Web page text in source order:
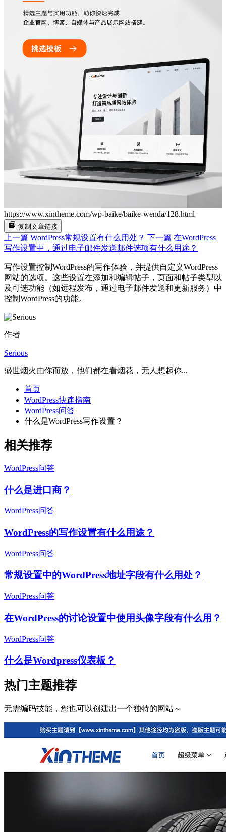
https://www.xintheme.com/wp-baike/baike-wenda/128.html
复制文章链接
上一篇 WordPress常规设置有什么用处？ 下一篇 在WordPress
写作设置中，通过电子邮件发送邮件选项有什么用途？
写作设置控制WordPress的写作体验，并提供自定义WordPress
网站的选项。这些设置在添加和编辑帖子，页面和帖子类型以
及可选功能（如远程发布，通过电子邮件发送和更新服务）中
控制WordPress的功能。
作者
Serious
盛世烟火由你而放，他们都在看烟花，无人想起你...
首页
WordPress快速指南
WordPress问答
什么是WordPress写作设置？
相关推荐
WordPress问答
什么是进口商？
WordPress问答
WordPress的写作设置有什么用途？
WordPress问答
常规设置中的WordPress地址字段有什么用处？
WordPress问答
在WordPress的讨论设置中使用头像字段有什么用？
WordPress问答
什么是Wordpress仪表板？
热门主题推荐
无需编码技能，您也可以创建出一个独特的网站～